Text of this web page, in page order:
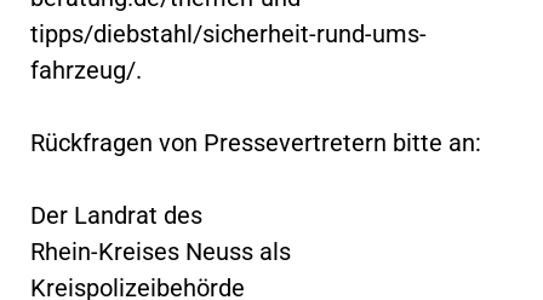
tipps/diebstahl/sicherheit-rund-ums-
fahrzeug/.
Rückfragen von Pressevertretern bitte an:
Der Landrat des
Rhein-Kreises Neuss als
Kreispolizeibehörde